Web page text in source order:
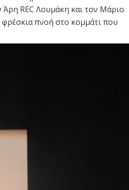
Άρη REC Λουμάκη και τον Μάριο
πνοή στο κομμάτι που